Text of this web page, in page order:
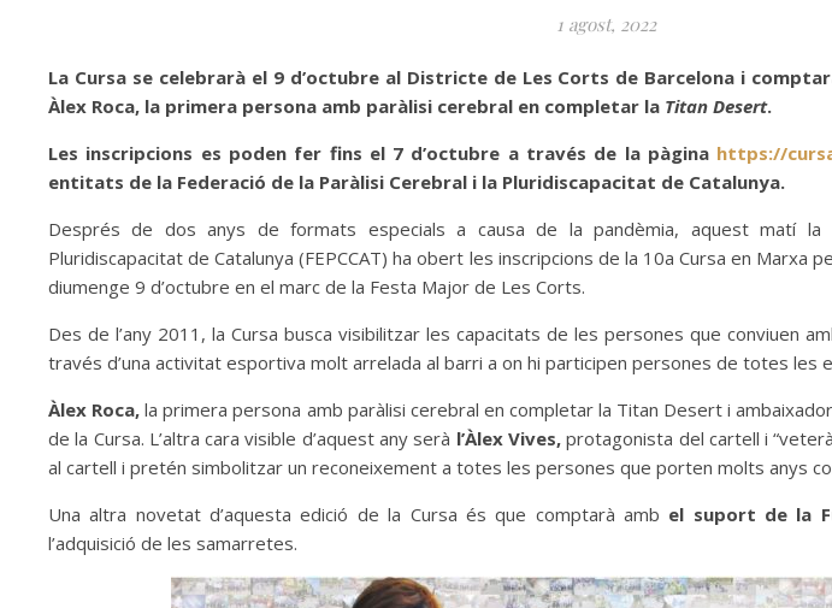
1 agost, 2022
La Cursa se celebrarà el 9 d’octubre al Districte de Les Corts de Barcelona i
Àlex Roca, la primera persona amb paràlisi cerebral en completar la Titan Desert.
Les inscripcions es poden fer fins el 7 d’octubre a través de la pàgina https://
entitats de la Federació de la Paràlisi Cerebral i la Pluridiscapacitat de Catalunya.
Després de dos anys de formats especials a causa de la pandèmia, aquest matí la
Pluridiscapacitat de Catalunya (FEPCCAT) ha obert les inscripcions de la 10a Cursa en Marxa
diumenge 9 d’octubre en el marc de la Festa Major de Les Corts.
Des de l’any 2011, la Cursa busca visibilitzar les capacitats de les persones que conviuen
través d’una activitat esportiva molt arrelada al barri a on hi participen persones de totes les
Àlex Roca, la primera persona amb paràlisi cerebral en completar la Titan Desert i
de la Cursa. L’altra cara visible d’aquest any serà l’Àlex Vives,protagonista del cartell i
al cartell i pretén simbolitzar un reconeixement a totes les persones que porten molts anys
Una altra novetat d’aquesta edició de la Cursa és que comptarà amb el suport de la
l’adquisició de les samarretes.